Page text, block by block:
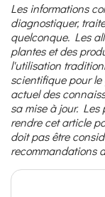
Les informations
diagnostiquer,
quelconque. Les
plantes et des
l'utilisation
scientifique pour
actuel des
sa mise à jour.
rendre cet article
doit pas être
recommandations